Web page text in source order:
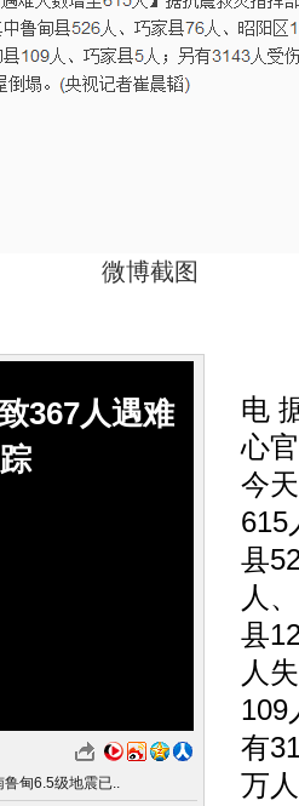
微博截图
367人遇难
鲁甸6.5级地震已..
电
心
今
615
县
人
县
人
109
有
万